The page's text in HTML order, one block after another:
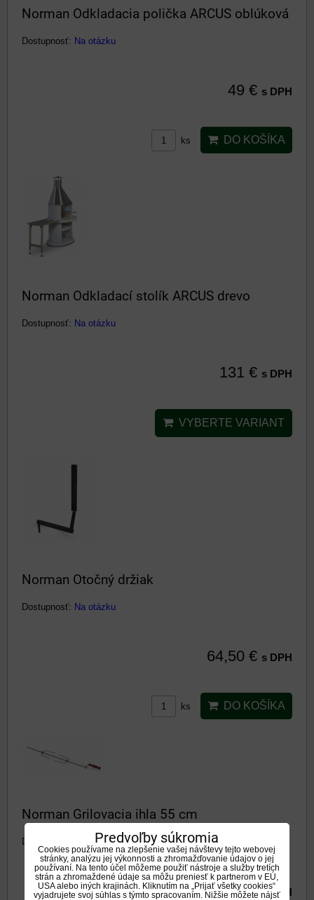
Norman Odkladacia polička ARCUS oblúková
Dostupnosť: Na otázku
49 € s DPH
ks DO KOŠÍKA
Norman Odkladací stolík ARCUS drevo
Dostupnosť: Na otázku
131 € s DPH
VYBERTE VARIANT
Norman Otočný držiak
Dostupnosť: Na otázku
64,50 € s DPH
ks DO KOŠÍKA
Norman Grilovacia ihla 55 cm
Dostupnosť: Na otázku
28 €s DPH
Predvoľby súkromia
Cookies používame na zlepšenie vašej návštevy tejto webovej
stránky, analýzu jej výkonnosti a zhromažďovanie údajov o jej
používaní. Na tento účel môžeme použiť nástroje a služby tretích
strán a zhromaždené údaje sa môžu preniesť k partnerom v EÚ,
USA alebo iných krajinách. Kliknutím na „Prijať všetky cookies“
vyjadrujete svoj súhlas s týmto spracovaním. Nižšie môžete nájsť